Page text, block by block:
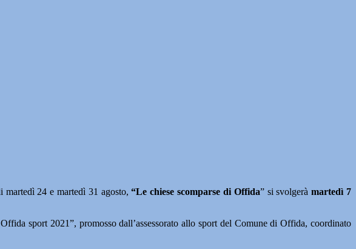
24 e martedì 31 agosto,“Le chiese scomparse di Offida” si svolgeràmartedì 7
sport 2021”, promosso dall’assessorato allo sport del Comune di Offida, coordinato